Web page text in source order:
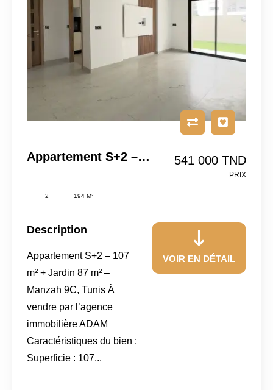
Appartement S+2 – 107 M² + Jardin 87 M² – Manzah 9C, Tunis 541 000 TND
PRIX
2 194 M²
Description
Appartement S+2 – 107
m² + Jardin 87 m² –
Manzah 9C, Tunis À
vendre par l’agence
immobilière ADAM
Caractéristiques du bien :
Superficie : 107...
VOIR EN DÉTAIL